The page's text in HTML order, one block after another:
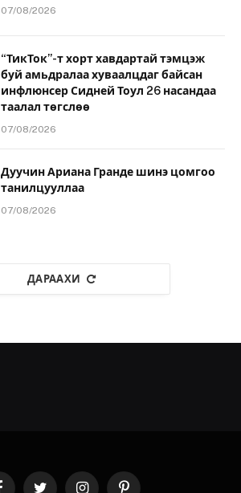
07/08/2026
“ТикТок”-т хорт хавдартай тэмцэж
буй амьдралаа хуваалцдаг байсан
инфлюнсер Сидней Тоул 26 насандаа
таалал төгслөө
07/08/2026
Дуучин Ариана Гранде шинэ цомгоо
танилцууллаа
07/08/2026
ДАРААХИ